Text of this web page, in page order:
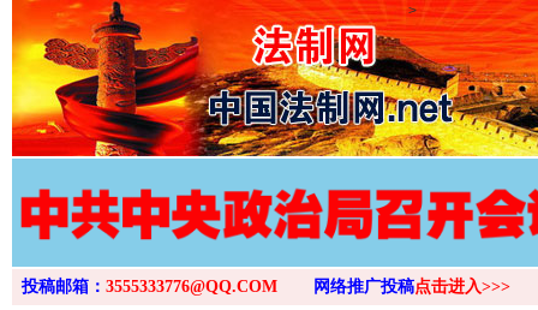
>
投稿邮箱： 3555333776@QQ.COM 网络推广投稿点击进入>>>